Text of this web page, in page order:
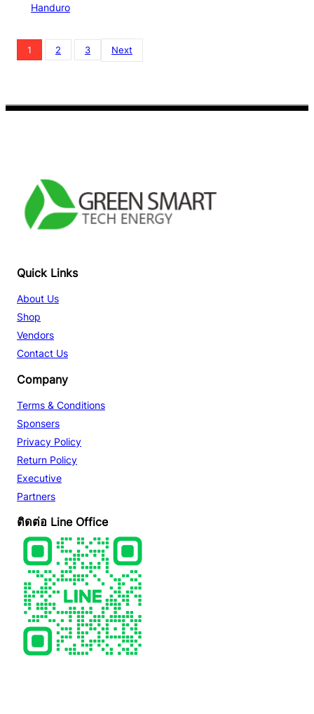
Handuro
1 2 3 Next
Quick Links
About Us
Shop
Vendors
Contact Us
Company
Terms & Conditions
Sponsers
Privacy Policy
Return Policy
Executive
Partners
ติดต่อ Line Office